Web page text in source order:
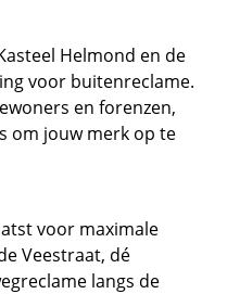
Helmond en de
voor buitenreclame.
en forenzen,
om jouw merk op te
voor maximale
Veestraat, dé
langs de